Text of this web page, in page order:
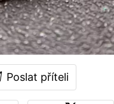
Poslat příteli